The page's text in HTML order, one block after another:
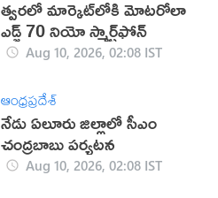
త్వరలో మార్కెట్‌లోకి మోటరోలా
ఎడ్జ్ 70 నియో స్మార్ట్‌ఫోన్
Aug 10, 2026, 02:08 IST
ఆంధ్రప్రదేశ్
నేడు ఏలూరు జిల్లాలో సీఎం
చంద్రబాబు పర్యటన
Aug 10, 2026, 02:08 IST